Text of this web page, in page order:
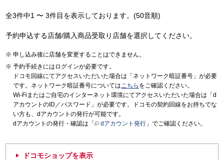
全3件中1 〜 3件目を表示しております。(50音順)
予約申込する店舗/購入商品受取り店舗を選択してください。
申し込み後に店舗を変更することはできません。
予約手続きにはログインが必要です。
ドコモ回線にてアクセスいただいた場合は「ネットワーク暗証番号」が必要
です。ネットワーク暗証番号についてはこちら をご確認ください。
Wi-Fiまたはご自宅のインターネット環境にてアクセスいただいた場合は「d
アカウントのID／パスワード」が必要です。ドコモの契約回線をお持ちでな
い方も、dアカウントの発行が可能です。
dアカウントの発行・確認は「
dアカウント発行 」でご確認ください。
ドコモショップを表示